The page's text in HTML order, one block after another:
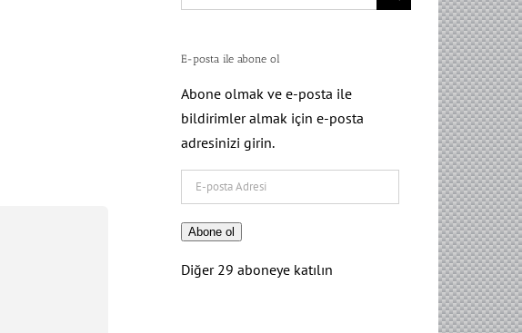
for:
E-posta ile abone ol
Abone olmak ve e-posta ile
bildirimler almak için e-posta
adresinizi girin.
posta
Adresi
Abone ol
Diğer 29 aboneye katılın